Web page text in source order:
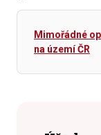
Mimořádné
na území ČR